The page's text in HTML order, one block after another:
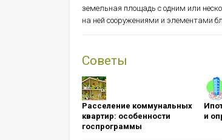
земельная площадь с одним или
на ней сооружениями и элементами
Советы
Расселение коммунальных
квартир: особенности
госпрограммы
и